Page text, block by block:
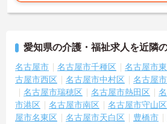
★おすすめPOINT★
実施し、ｅラーニングを用いた学習の機会
・施設内には看護師が24時間常駐しており
な医療処置は看護師が担当するため負担が
・介護スタッフと看護スタッフの比率が1
者研修や実務者研修からでも着実に専門性
＜残業月7時間以下で身体の負担を軽減！＞
・常勤で働くスタッフの比率が90パーセ
愛知県の介護・福祉求人を近隣
名古屋市 名古屋市千種区 名古屋市
古屋市西区
名古屋市中村区 名古屋
名古屋市瑞穂区
名古屋市熱田区
市港区
名古屋市南区 名古屋市守山区
屋市名東区
名古屋市天白区 豊橋市